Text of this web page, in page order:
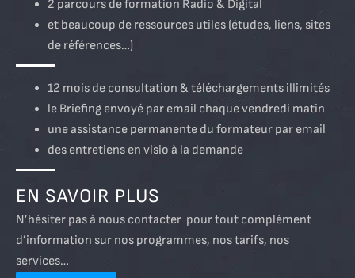
2 parcours de formation Radio & Digital
et beaucoup de ressources utiles (études, liens, sites
de références…)
12 mois de consultation & téléchargements illimités
le Briefing envoyé par email chaque vendredi matin
une assistance permanente du formateur par email
des entretiens en visio à la demande
EN SAVOIR PLUS
N’hésiter pas à nous contacter pour tout complément
d’information sur nos programmes, nos tarifs, nos
services…